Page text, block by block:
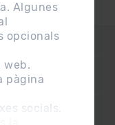
Algunes
opcionals
web.
pàgina
socials.